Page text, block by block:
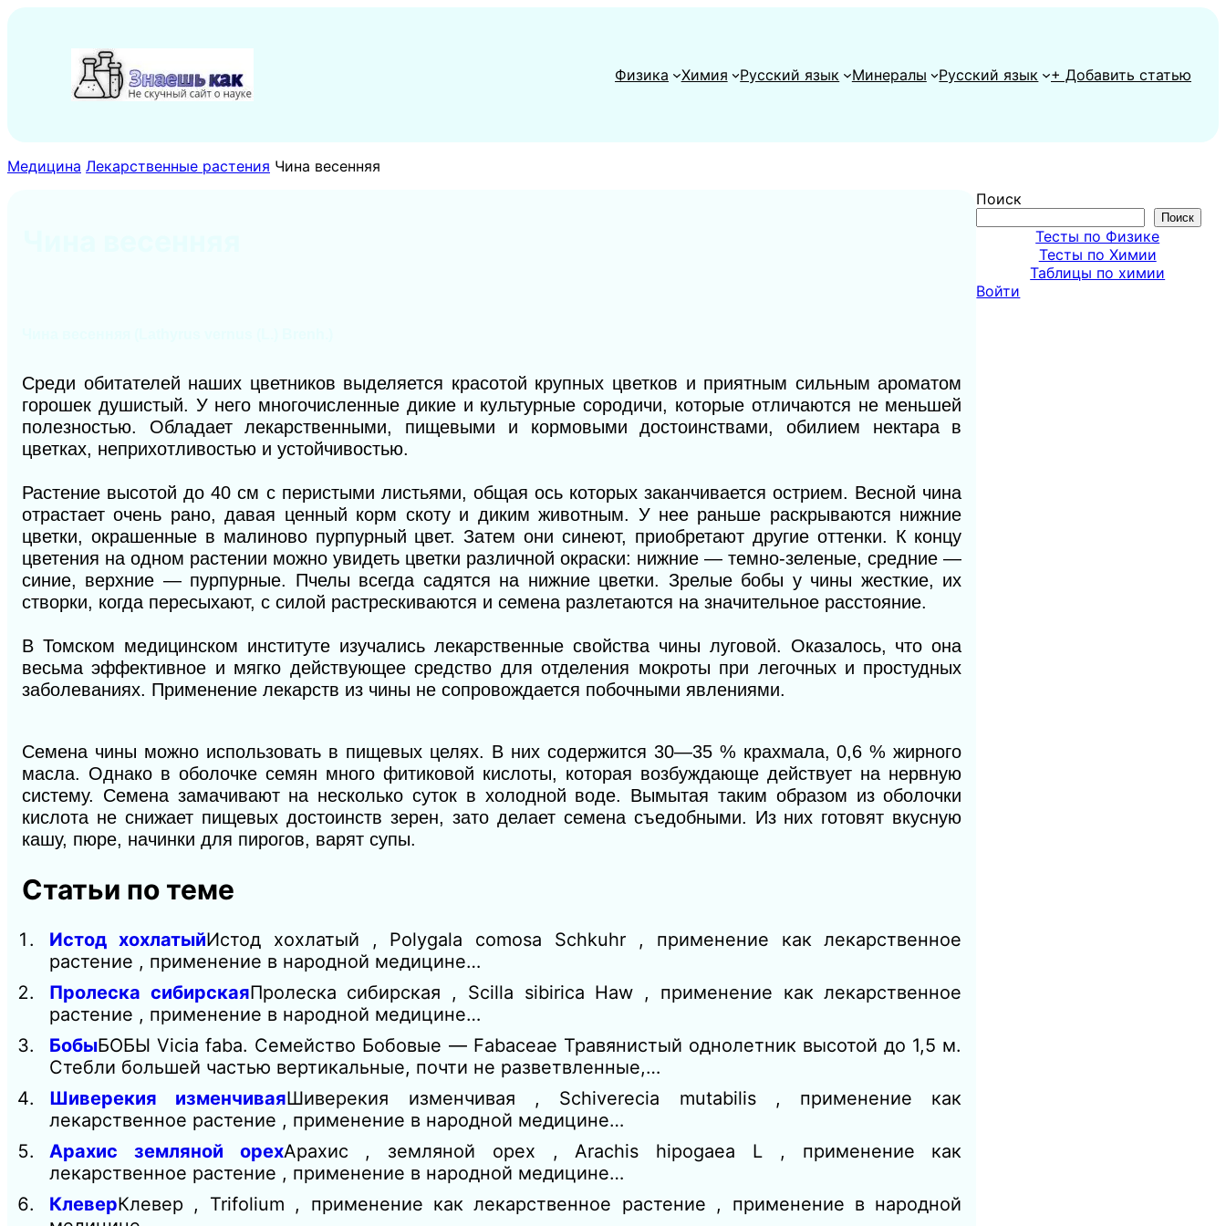
содержимому
Физика
Химия Русский язык Минералы Русский язык + Добавить статью
Медицина Лекарственные растения Чина весенняя
Среди обитателей наших цветников выделяется красотой крупных цветков и приятным сильным ароматом
горошек душистый. У него многочисленные дикие и культурные сородичи, которые отличаются не меньшей
полезностью. Обладает лекарственными, пищевыми и кормовыми достоинствами, обилием нектара в
цветках, неприхотливостью и устойчивостью.
Растение высотой до 40 см с перистыми листьями, общая ось которых заканчивается острием. Весной чина
отрастает очень рано, давая ценный корм скоту и диким животным. У нее раньше раскрываются нижние
цветки, окрашенные в малиново пурпурный цвет. Затем они синеют, приобретают другие оттенки. К концу
цветения на одном растении можно увидеть цветки различной окраски: нижние — темно-зеленые, средние —
синие, верхние — пурпурные. Пчелы всегда садятся на нижние цветки. Зрелые бобы у чины жесткие, их
створки, когда пересыхают, с силой растрескиваются и семена разлетаются на значительное расстояние.
В Томском медицинском институте изучались лекарственные свойства чины луговой. Оказалось, что она
весьма эффективное и мягко действующее средство для отделения мокроты при легочных и простудных
заболеваниях. Применение лекарств из чины не сопровождается побочными явлениями.
Семена чины можно использовать в пищевых целях. В них содержится 30—35 % крахмала, 0,6 % жирного
масла. Однако в оболочке семян много фитиковой кислоты, которая возбуждающе действует на нервную
систему. Семена замачивают на несколько суток в холодной воде. Вымытая таким образом из оболочки
кислота не снижает пищевых достоинств зерен, зато делает семена съедобными. Из них готовят вкусную
кашу, пюре, начинки для пирогов, варят супы.
Статьи по теме
Истод хохлатыйИстод хохлатый , Polygala comosa Schkuhr , применение как лекарственное
растение , применение в народной медицине…
Пролеска сибирскаяПролеска сибирская , Scilla sibirica Haw , применение как лекарственное
растение , применение в народной медицине…
БобыБОБЫ Vicia faba. Семейство Бобовые — Fabaceae Травянистый однолетник высотой до 1,5 м.
Стебли большей чаcтью вертикальные, почти не разветвленные,…
Шиверекия изменчиваяШиверекия изменчивая , Schiverecia mutabilis , применение как
лекарственное растение , применение в народной медицине…
Арахис земляной орехАрахис , земляной орех , Arachis hipogaea L , применение как
лекарственное растение , применение в народной медицине…
КлеверКлевер , Trifolium , применение как лекарственное растение , применение в народной
Поиск
Поиск
Тесты по Физике
Тесты по Химии
Таблицы по химии
Войти